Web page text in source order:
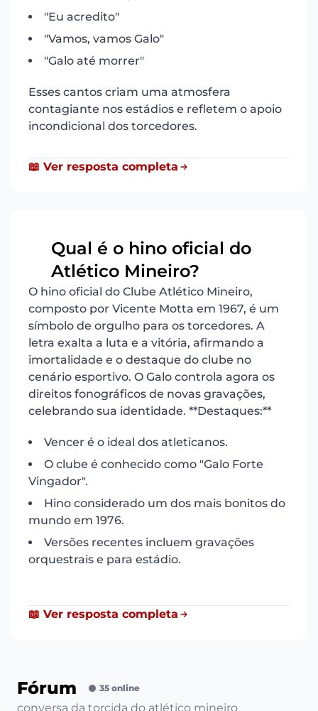
"Eu acredito"
"Vamos, vamos Galo"
"Galo até morrer"
Esses cantos criam uma atmosfera
contagiante nos estádios e refletem o apoio
incondicional dos torcedores.
📖 Ver resposta completa
Qual é o hino oficial do
Atlético Mineiro?
O hino oficial do Clube Atlético Mineiro,
composto por Vicente Motta em 1967, é um
símbolo de orgulho para os torcedores. A
letra exalta a luta e a vitória, afirmando a
imortalidade e o destaque do clube no
cenário esportivo. O Galo controla agora os
direitos fonográficos de novas gravações,
celebrando sua identidade. **Destaques:**
Vencer é o ideal dos atleticanos.
O clube é conhecido como "Galo Forte
Vingador".
Hino considerado um dos mais bonitos do
mundo em 1976.
Versões recentes incluem gravações
orquestrais e para estádio.
📖 Ver resposta completa
Fórum 35 online
conversa da torcida do atlético mineiro